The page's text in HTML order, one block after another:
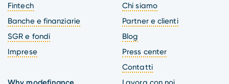
Fintech
Banche e finanziarie
SGR e fondi
Imprese
Chi siamo
Partner e clienti
Blog
Press center
Contatti